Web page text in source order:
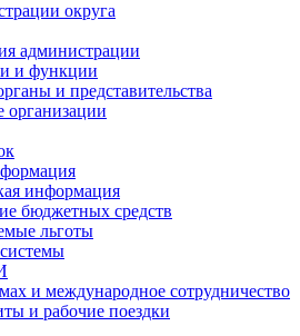
округа
администрации
и функции
и представительства
организации
информация
бюджетных средств
льготы
и международное сотрудничество
и рабочие поездки